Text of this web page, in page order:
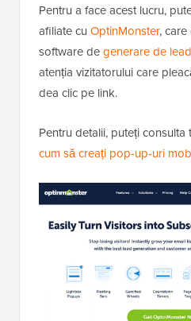
Pentru a face acest lucru,
afiliate cu OptinMonster, care
software degenerare de
atenția vizitatorului care
dea clic pe link.
Pentru detalii, puteți
cum să creați pop-up-uri